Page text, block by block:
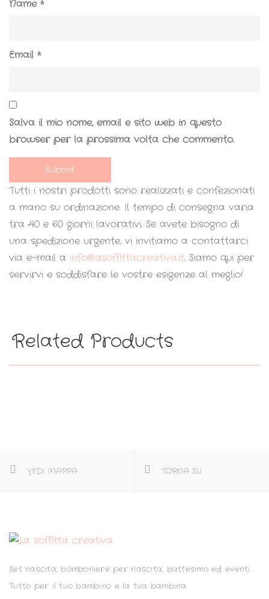
Name *
Email *
Salva il mio nome, email e sito web in questo
browser per la prossima volta che commento.
Tutti i nostri prodotti sono realizzati e confezionati
a mano su ordinazione. Il tempo di consegna varia
tra 40 e 60 giorni lavorativi. Se avete bisogno di
una spedizione urgente, vi invitiamo a contattarci
via e-mail a info@lasoffittacreativa.it. Siamo qui per
servirvi e soddisfare le vostre esigenze al meglio!
Related Products
VEDI MAPPA TORNA SU
Set nascita, bomboniere per nascita, battesimo ed eventi.
Tutto per il tuo bambino e la tua bambina.